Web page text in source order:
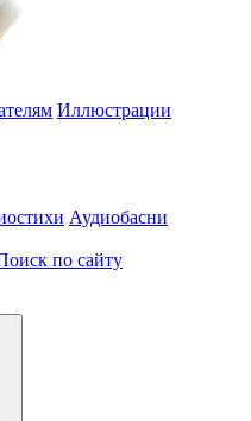
Иллюстрации
Аудиобасни
по сайту